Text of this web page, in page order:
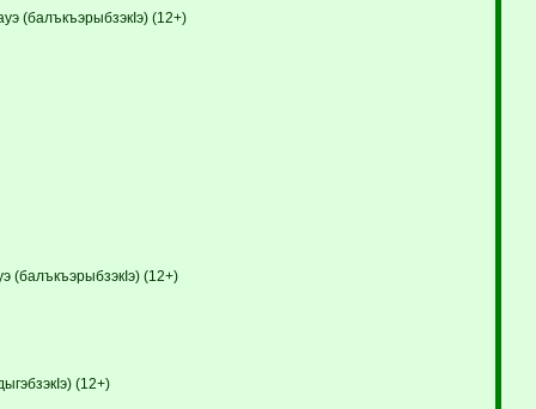
(балъкъэрыбзэкIэ) (12+)
(балъкъэрыбзэкIэ) (12+)
(12+)